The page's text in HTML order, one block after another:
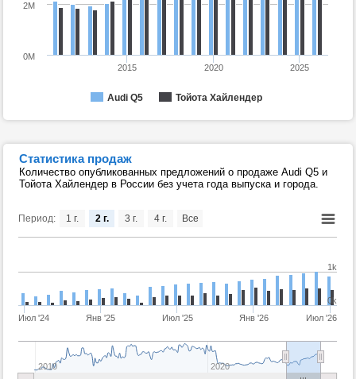
Audi Q5 Тойота Хайлендер
2015 2020 2025
0M
2M
Статистика продаж
Количество опубликованных предложений о продаже Audi Q5 и
Тойота Хайлендер в России без учета года выпуска и города.
Период:
Июл '24 Янв '25 Июл '25 Янв '26 Июл '26
2010 2020
0k
1k
1 г. 2 г. 3 г. 4 г. Все